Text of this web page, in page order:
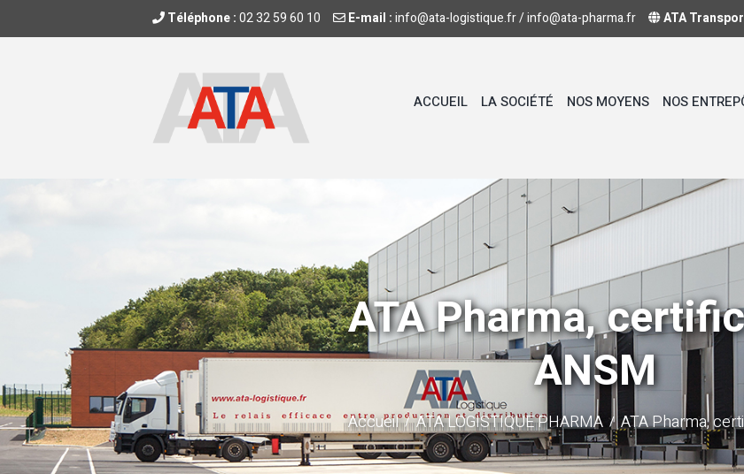
Téléphone :02 32 59 60 10 E-mail :info@ata-logistique.fr/info@ata-pharma.fr ATA
ACCUEIL LA SOCIÉTÉ NOS MOYENS NOS
ATA Pharma,
ANSM
Accueil ATA LOGISTIQUE PHARMA ATA Pharma,